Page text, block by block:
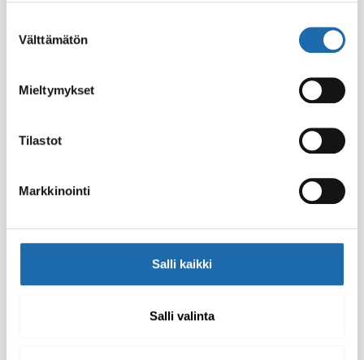
valinta
Välttämätön
Mieltymykset
Tilastot
Markkinointi
Salli kaikki
Salli valinta